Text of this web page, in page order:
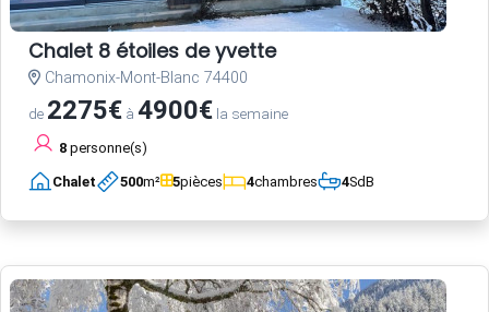
Chalet 8 étoiles de yvette
Chamonix-Mont-Blanc 74400
de 2275€ à 4900€ la semaine
8 personne(s)
Chalet 500m² 5pièces 4chambres 4SdB